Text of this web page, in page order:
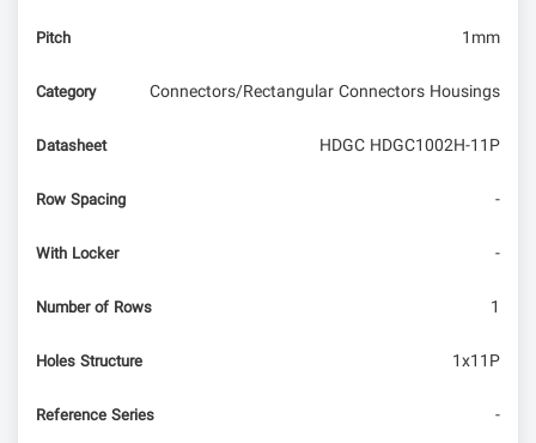
کار با ماژول تمام عیار mc60 – نمایشگر oled
Pitch 1mm
Category Connectors/Rectangular Connectors Housings
Datasheet HDGC HDGC1002H-11P
Row Spacing -
With Locker -
Number of Rows 1
Holes Structure 1x11P
Reference Series -